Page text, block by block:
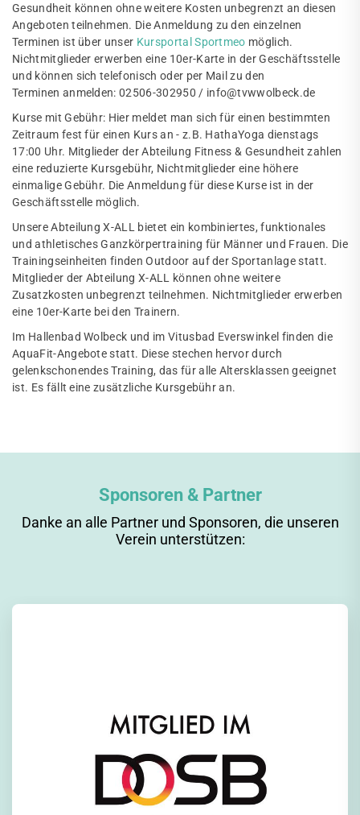
Gesundheit können ohne weitere Kosten unbegrenzt an diesen
Angeboten teilnehmen. Die Anmeldung zu den einzelnen
Terminen ist über unser Kursportal Sportmeo möglich.
Nichtmitglieder erwerben eine 10er-Karte in der Geschäftsstelle
und können sich telefonisch oder per Mail zu den
Terminen anmelden: 02506-302950 / info@tvwwolbeck.de
Kurse mit Gebühr: Hier meldet man sich für einen bestimmten
Zeitraum fest für einen Kurs an - z.B. HathaYoga dienstags
17:00 Uhr. Mitglieder der Abteilung Fitness & Gesundheit zahlen
eine reduzierte Kursgebühr, Nichtmitglieder eine höhere
einmalige Gebühr. Die Anmeldung für diese Kurse ist in der
Geschäftsstelle möglich.
Unsere Abteilung X-ALL bietet ein kombiniertes, funktionales
und athletisches Ganzkörpertraining für Männer und Frauen. Die
Trainingseinheiten finden Outdoor auf der Sportanlage statt.
Mitglieder der Abteilung X-ALL können ohne weitere
Zusatzkosten unbegrenzt teilnehmen. Nichtmitglieder erwerben
eine 10er-Karte bei den Trainern.
Im Hallenbad Wolbeck und im Vitusbad Everswinkel finden die
AquaFit-Angebote statt. Diese stechen hervor durch
gelenkschonendes Training, das für alle Altersklassen geeignet
ist. Es fällt eine zusätzliche Kursgebühr an.
Sponsoren & Partner
Danke an alle Partner und Sponsoren, die unseren
Verein unterstützen: